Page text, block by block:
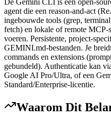
agent die een reason-and-act
ingebouwde tools (grep,
fetch) en lokale of remote MCP-
voeren. Persistente, project-
GEMINI.md-bestanden. Je
commands en extensions
gebundeld). Authenticatie kan
Google AI Pro/Ultra, of een
Standard/Enterprise-licentie.
Waarom Dit